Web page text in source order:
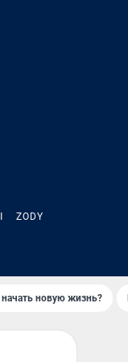
ZODY
начать новую жизнь?